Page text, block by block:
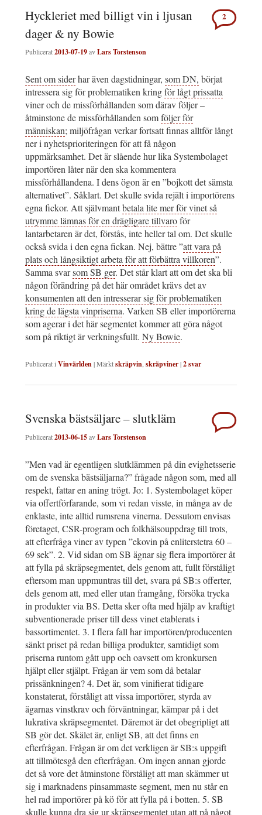
Hyckleriet med billigt vin i ljusan
dager & ny Bowie
Publicerat2013-07-19avLars Torstenson
2
Sent om siderhar även dagstidningar, som DN, börjat
intressera sig för problematiken kringför lågt prissatta
viner och de missförhållanden som därav följer –
åtminstone de missförhållanden somföljer för
människan; miljöfrågan verkar fortsatt finnas alltför långt
ner i nyhetsprioriteringen för att få någon
uppmärksamhet. Det är slående hur lika Systembolaget
importören låter när den ska kommentera
missförhållandena. I dens ögon är en ”bojkott det sämsta
alternativet”. Såklart. Det skulle svida rejält i importörens
egna fickor. Att självmantbetala lite mer för vinet så
utrymme lämnas för en drägligare tillvaroför
lantarbetaren är det, förstås, inte heller tal om. Det skulle
också svida i den egna fickan. Nej, bättre ”att vara på
plats och långsiktigt arbeta för att förbättra villkoren”.
Samma svarsom SB ger. Det står klart att om det ska bli
någon förändring på det här området krävs det av
konsumenten att den intresserar sig för problematiken
kring de lägsta vinpriserna. Varken SB eller importörerna
som agerar i det här segmentet kommer att göra något
som på riktigt är verkningsfullt. Ny Bowie.
Publicerat iVinvärlden|Märktskräpvin,skräpviner|2svar
Svenska bästsäljare – slutkläm
Publicerat2013-06-15avLars Torstenson
”Men vad är egentligen slutklämmen på din evighetsserie
om de svenska bästsäljarna?” frågade någon som, med all
respekt, fattar en aning trögt. Jo: 1. Systembolaget köper
via offertförfarande, som vi redan visste, in många av de
enklaste, inte alltid rumsrena vinerna. Dessutom envisas
företaget, CSR-program och folkhälsouppdrag till trots,
att efterfråga viner av typen ”ekovin på enliterstetra 60 –
69 sek”. 2. Vid sidan om SB ägnar sig flera importörer åt
att fylla på skräpsegmentet, dels genom att, fullt förståligt
eftersom man uppmuntras till det, svara på SB:s offerter,
dels genom att, med eller utan framgång, försöka trycka
in produkter via BS. Detta sker ofta med hjälp av kraftigt
subventionerade priser till dess vinet etablerats i
bassortimentet. 3. I flera fall har importören/producenten
sänkt priset på redan billiga produkter, samtidigt som
priserna runtom gått upp och oavsett om kronkursen
hjälpt eller stjälpt. Frågan är vem som då betalar
prissänkningen? 4. Det är, som vinifierat tidigare
konstaterat, förståligt att vissa importörer, styrda av
ägarnas vinstkrav och förväntningar, kämpar på i det
lukrativa skräpsegmentet. Däremot är det obegripligt att
SB gör det. Skälet är, enligt SB, att det finns en
efterfrågan. Frågan är om det verkligen är SB:s uppgift
att tillmötesgå den efterfrågan. Om ingen annan gjorde
det så vore det åtminstone förståligt att man skämmer ut
sig i marknadens pinsammaste segment, men nu står en
hel rad importörer på kö för att fylla på i botten. 5. SB
skulle kunna dra sig ur skräpsegmentet utan att på något